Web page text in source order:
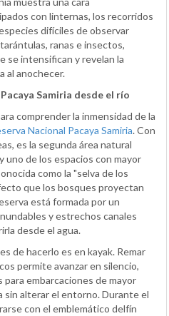
con linternas, los recorridos
difíciles de observar
ranas e insectos,
se intensifican y revelan la
al anochecer.
Samiria desde el río
comprender la inmensidad de la
Nacional Pacaya Samiria. Con
es la segunda área natural
uno de los espacios con mayor
como la "selva de los
que los bosques proyectan
está formada por un
y estrechos canales
desde el agua.
de hacerlo es en kayak. Remar
permite avanzar en silencio,
embarcaciones de mayor
sin alterar el entorno. Durante el
con el emblemático delfín